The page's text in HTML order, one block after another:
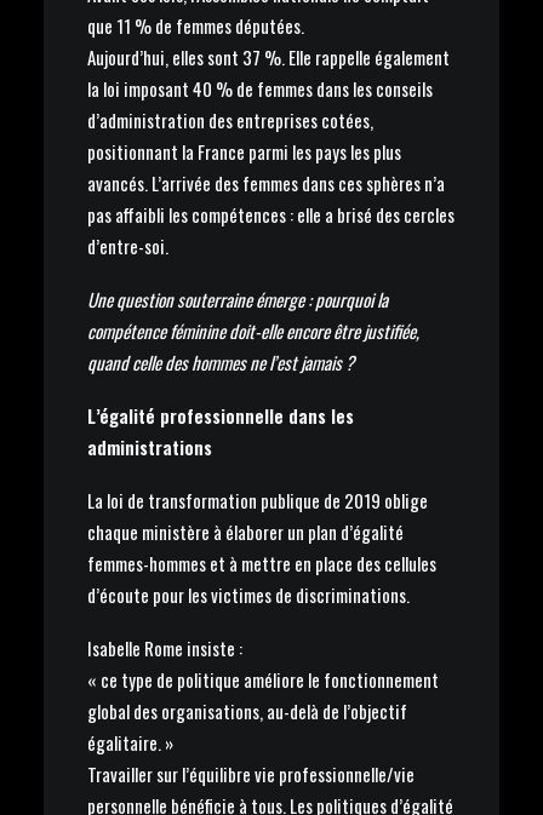
que 11 % de femmes députées.
Aujourd’hui, elles sont 37 %. Elle rappelle également
la loi imposant 40 % de femmes dans les conseils
d’administration des entreprises cotées,
positionnant la France parmi les pays les plus
avancés. L’arrivée des femmes dans ces sphères n’a
pas affaibli les compétences : elle a brisé des cercles
d’entre-soi.
Une question souterraine émerge : pourquoi la
compétence féminine doit-elle encore être justifiée,
quand celle des hommes ne l’est jamais ?
L’égalité professionnelle dans les
administrations
La loi de transformation publique de 2019 oblige
chaque ministère à élaborer un plan d’égalité
femmes-hommes et à mettre en place des cellules
d’écoute pour les victimes de discriminations.
Isabelle Rome insiste :
« ce type de politique améliore le fonctionnement
global des organisations, au-delà de l’objectif
égalitaire. »
Travailler sur l’équilibre vie professionnelle/vie
personnelle bénéficie à tous. Les politiques d’égalité